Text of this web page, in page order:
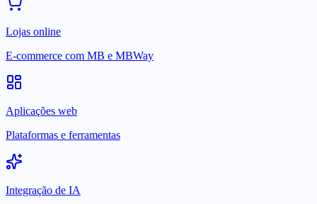
Lojas online
E-commerce com MB e MBWay
Aplicações web
Plataformas e ferramentas
Integração de IA